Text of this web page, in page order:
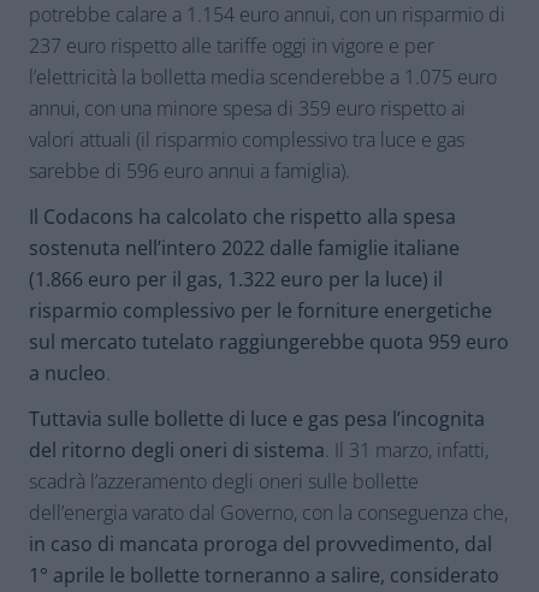
potrebbe calare a 1.154 euro annui, con un risparmio di
237 euro rispetto alle tariffe oggi in vigore e per
l’elettricità la bolletta media scenderebbe a 1.075 euro
annui, con una minore spesa di 359 euro rispetto ai
valori attuali (il risparmio complessivo tra luce e gas
sarebbe di 596 euro annui a famiglia).
Il Codacons ha calcolato che rispetto alla spesa
sostenuta nell’intero 2022 dalle famiglie italiane
(1.866 euro per il gas, 1.322 euro per la luce) il
risparmio complessivo per le forniture energetiche
sul mercato tutelato raggiungerebbe quota 959 euro
a nucleo.
Tuttavia sulle bollette di luce e gas pesa l’incognita
del ritorno degli oneri di sistema. Il 31 marzo, infatti,
scadrà l’azzeramento degli oneri sulle bollette
dell’energia varato dal Governo, con la conseguenza che,
in caso di mancata proroga del provvedimento, dal
1° aprile le bollette torneranno a salire, considerato